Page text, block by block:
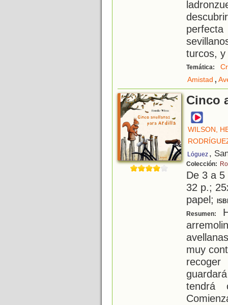
turcos, y
Temática:
Amistad ,
Cinco
WILSON,
Lóguez ,
Colección:
De 3 a
32 p.;
papel;
Resumen:
muy
tendrá